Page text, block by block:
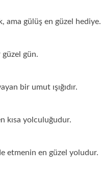
ama gülüş en güzel hediye.
gün.
bir umut ışığıdır.
kısa yolculuğudur.
etmenin en güzel yoludur.